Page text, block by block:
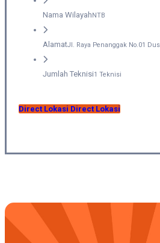
Nama Wilayah NTB
AlamatJl. Raya Penanggak No.01
Jumlah Teknisi1 Teknisi
Direct Lokasi Direct Lokasi